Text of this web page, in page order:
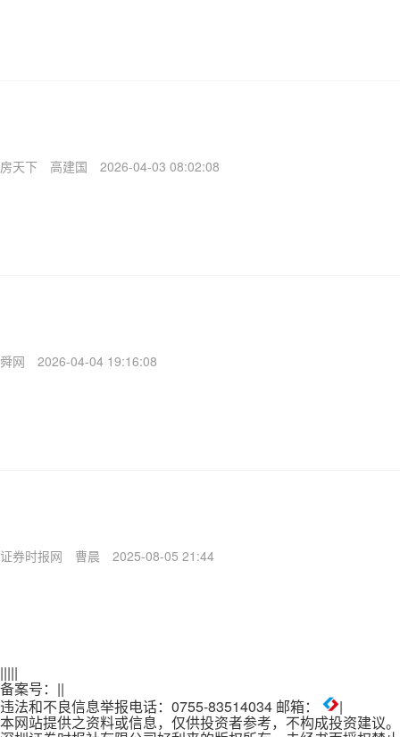
房天下 高建国 2026-04-03 08:02:08
舜网 2026-04-04 19:16:08
证券时报网 曹晨 2025-08-05 21:44
|||||
备案号： ||
违法和不良信息举报电话：0755-83514034 邮箱：
|
本网站提供之资料或信息，仅供投资者参考，不构成投资建议。